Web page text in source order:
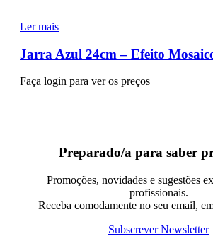
Ler mais
Jarra Azul 24cm – Efeito
Faça login para ver os preços
Preparado/a para saber
Promoções, novidades e sugestões
profissionais.
Receba comodamente no seu email,
Subscrever Newsletter